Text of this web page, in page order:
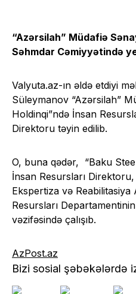
“Azərsilah” Müdafiə
Səhmdar Cəmiyyətində
Valyuta.az-ın əldə etdiyi
Süleymanov “Azərsilah”
Holdinqi”ndə İnsan
Direktoru təyin edilib.
O, buna qədər, “Baku
İnsan Resursları
Ekspertiza və Reabilitasiya
Resursları
vəzifəsində çalışıb.
AzPost.az
Bizi sosial şəbəkələrdə